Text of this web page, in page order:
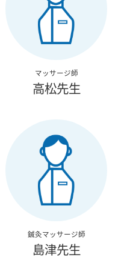
マッサージ師
高松先生
鍼灸マッサージ師
島津先生